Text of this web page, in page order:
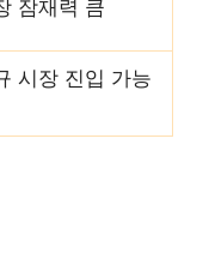
잠재력 큼
시장 진입 가능